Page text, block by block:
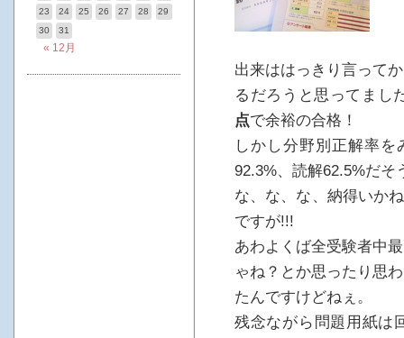
出来ははっきり言って
るだろうと思ってまし
点で余裕の合格！
しかし分野別正解率を
92.3%、読解62.5%だそ
な、な、な、納得いか
ですが!!!
あわよくば全受験者中
ゃね？とか思ったり思
たんですけどねぇ。
残念ながら問題用紙は
« 12月
23
24 25 26 27 28
29
30
31